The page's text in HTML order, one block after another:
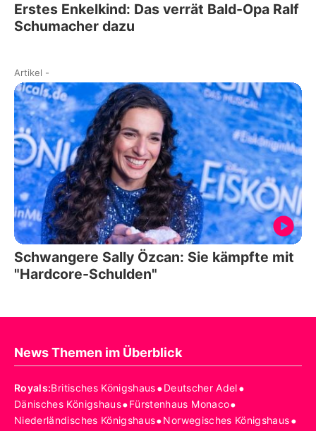
Erstes Enkelkind: Das verrät Bald-Opa Ralf
Schumacher dazu
Artikel -
Schwangere Sally Özcan: Sie kämpfte mit
"Hardcore-Schulden"
News Themen im Überblick
Royals:Britisches Königshaus•Deutscher Adel•
Dänisches Königshaus•Fürstenhaus Monaco•
Niederländisches Königshaus•Norwegisches Königshaus•